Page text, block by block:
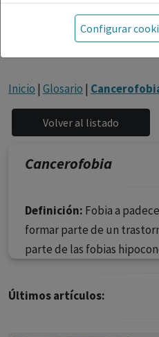
referida a productos del
tanto, dirigida a
facultados para prescribir o
fármacos se facilita a título
siendo responsabilidad de
facultados prescribir
caso concreto, el
Configurar
Inicio | Glosario |
Cancerofobia
Definición: Fobia a
formar parte de un
parte de las fobias
Últimos artículos: